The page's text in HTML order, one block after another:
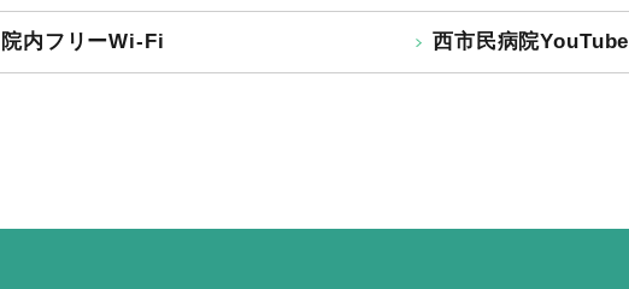
院内フリーWi-Fi 西市民病院YouTube